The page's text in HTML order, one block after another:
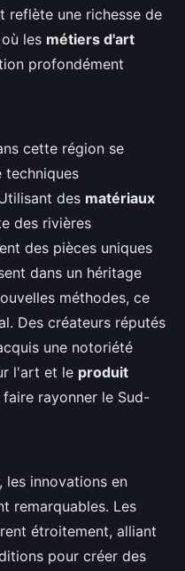
reflète une richesse de
les métiers d'art
profondément
cette région se
techniques
des matériaux
des rivières
des pièces uniques
dans un héritage
méthodes, ce
Des créateurs réputés
une notoriété
l'art et le produit
rayonner le Sud-
les innovations en
remarquables. Les
étroitement, alliant
pour créer des